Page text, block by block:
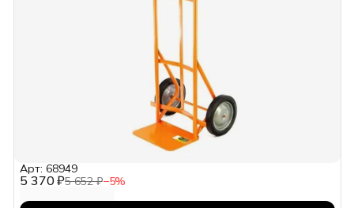
5 370 ₽5 652 ₽−5%
Арт: 68949